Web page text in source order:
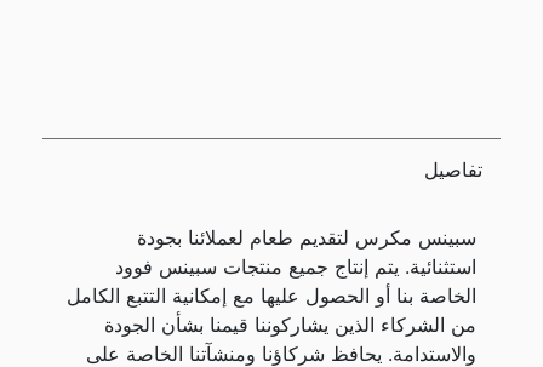
تفاصيل
سبينس مكرس لتقديم طعام لعملائنا بجودة
استثنائية. يتم إنتاج جميع منتجات سبينس فوود
الخاصة بنا أو الحصول عليها مع إمكانية التتبع الكامل
من الشركاء الذين يشاركوننا قيمنا بشأن الجودة
والاستدامة. يحافظ شركاؤنا ومنشآتنا الخاصة على